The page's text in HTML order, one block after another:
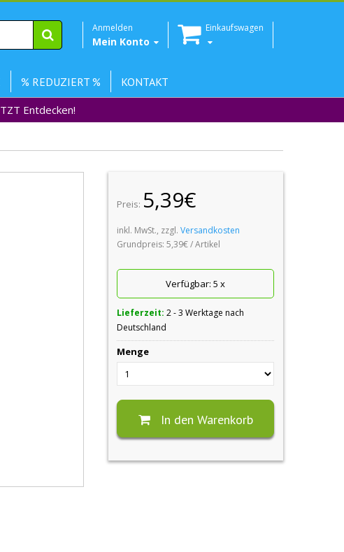
Anmelden
Mein Konto
Einkaufswagen
% REDUZIERT %
KONTAKT
Entdecken!
Preis: 5,39€
inkl. MwSt., zzgl.Versandkosten
Grundpreis:5,39€ / Artikel
Verfügbar:5 x
Lieferzeit:2 - 3 Werktage nach
Deutschland
Menge
In den Warenkorb